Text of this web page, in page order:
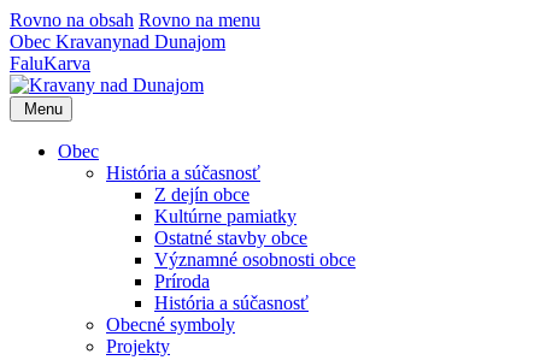
Rovno na obsah Rovno na menu
Obec Kravanynad Dunajom
FaluKarva
Menu
Obec
História a súčasnosť
Z dejín obce
Kultúrne pamiatky
Ostatné stavby obce
Významné osobnosti obce
Príroda
História a súčasnosť
Obecné symboly
Projekty